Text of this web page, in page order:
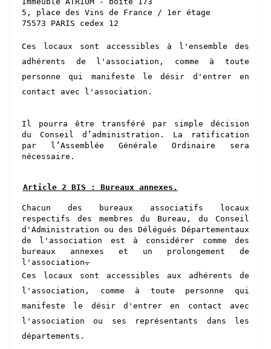
5, place des Vins de France / 1er étage
75573 PARIS cedex 12
Ces locaux sont accessibles à l'ensemble des
adhérents de l'association, comme à toute
personne qui manifeste le désir d'entrer en
contact avec l'association.
Il pourra être transféré par simple décision
du Conseil d’administration. La ratification
par l’Assemblée Générale Ordinaire sera
nécessaire.
Article 2 BIS : Bureaux annexes.
Chacun des bureaux associatifs locaux
respectifs des membres du Bureau, du Conseil
d'Administration ou des Délégués Départementaux
de l'association est à considérer comme des
bureaux annexes et un prolongement de
l'association.
Ces locaux sont accessibles aux adhérents de
l'association, comme à toute personne qui
manifeste le désir d'entrer en contact avec
l'association ou ses représentants dans les
départements.